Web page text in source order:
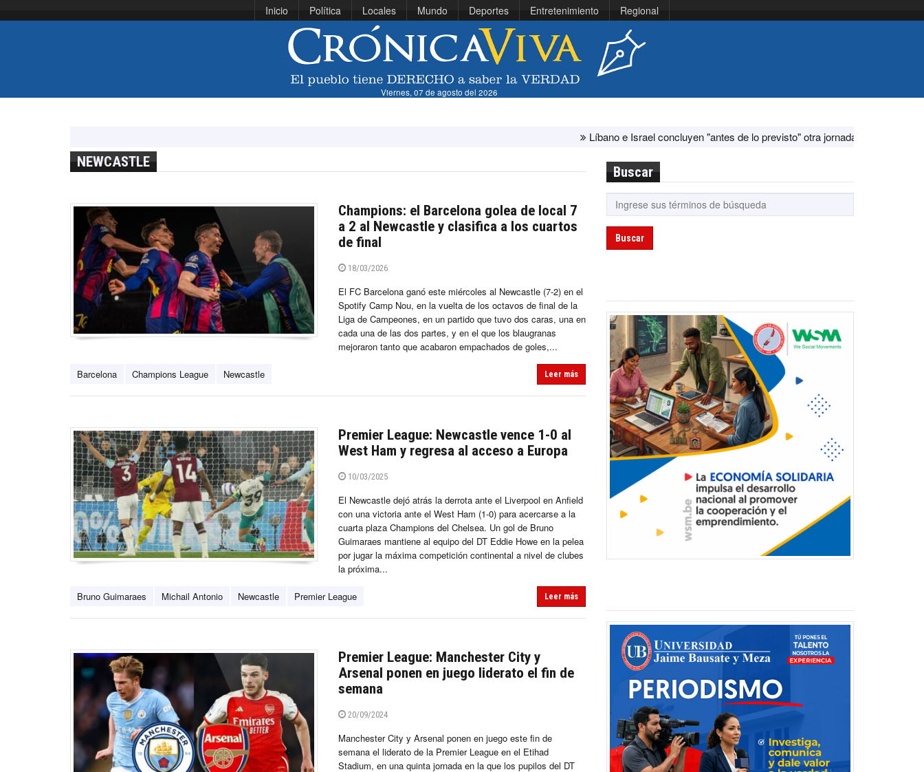
Inicio Política Locales Mundo Deportes Entretenimiento Regional
Viernes, 07 de agosto del 2026
Líbano e Israel concluyen "antes de lo previsto" otra jornada de diálogo por
NEWCASTLE
Champions: el Barcelona golea de local 7
a 2 al Newcastle y clasifica a los cuartos
de final
18/03/2026
El FC Barcelona ganó este miércoles al Newcastle (7-2) en el
Spotify Camp Nou, en la vuelta de los octavos de final de la
Liga de Campeones, en un partido que tuvo dos caras, una en
cada una de las dos partes, y en el que los blaugranas
mejoraron tanto que acabaron empachados de goles,...
Barcelona Champions League Newcastle Leer más
Premier League: Newcastle vence 1-0 al
West Ham y regresa al acceso a Europa
10/03/2025
El Newcastle dejó atrás la derrota ante el Liverpool en Anfield
con una victoria ante el West Ham (1-0) para acercarse a la
cuarta plaza Champions del Chelsea. Un gol de Bruno
Guimaraes mantiene al equipo del DT Eddie Howe en la pelea
por jugar la máxima competición continental a nivel de clubes
la próxima...
Bruno Guimaraes Michail Antonio Newcastle Premier League Leer más
Premier League: Manchester City y
Arsenal ponen en juego liderato el fin de
semana
20/09/2024
Manchester City y Arsenal ponen en juego este fin de
semana el liderato de la Premier League en el Etihad
Stadium, en una quinta jornada en la que los pupilos del DT
Buscar
Buscar